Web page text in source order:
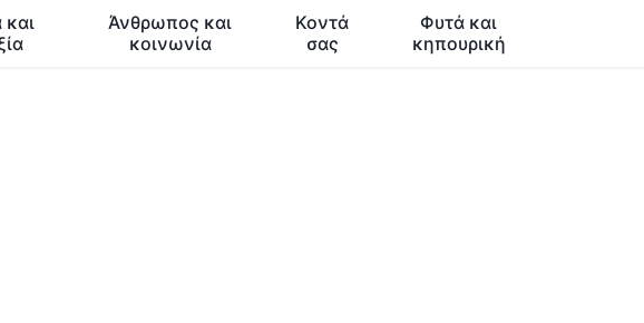
και
Άνθρωπος και
κοινωνία
Κοντά
σας
Φυτά και
κηπουρική